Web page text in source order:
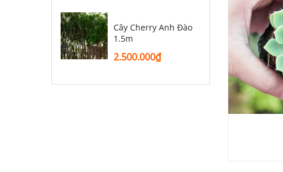
Cây Cherry Anh Đào
1.5m
2.500.000₫